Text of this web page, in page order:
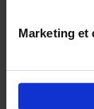
Marketing et